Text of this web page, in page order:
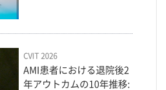
CVIT 2026
AMI患者における退院後2
年アウトカムの10年推移: